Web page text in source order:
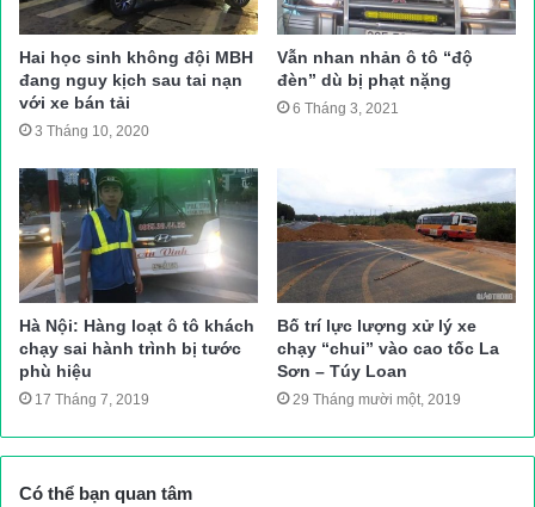
định thông thoáng trở lại.
Ngoài ra, tuyến QL1 qua tỉnh hoảng 9h sáng 31/10 phần bên
phải tuyến QL1 từ Km 1155 – Km 1156 và Km 1161 – Km 1164
đoạn qua địa bàn xã Mỹ Châu và TT Bình Dương (huyện Phù
Mỹ) ngập sâu trong nước đến gần nửa mét khiến giao thông
qua khu vực bị ách tắc. Lực lượng CSGT được tăng cường để
túc trực và phân luồng giao thông tại những điểm ngập này.
Ngay khi phát hiện ngập, Cục QLĐB III chỉ đạo các đơn vị quản
lý bảo trì tiến hành cẩu, nâng dải phân cách cứng để tiêu thoát
nước, đảm bảo giao thông thông suốt. Đến khoảng gần 11h
sáng cùng ngày, nước đã rút và giao thông êm thuận trở lại.
Hai học sinh không đội MBH
đang nguy kịch sau tai nạn
với xe bán tải
3 Tháng 10, 2020
Vẫn nhan nhản ô tô “độ
đèn” dù bị phạt nặng
6 Tháng 3, 2021
Hà Nội: Hàng loạt ô tô khách
chạy sai hành trình bị tước
phù hiệu
17 Tháng 7, 2019
Bố trí lực lượng xử lý xe
chạy “chui” vào cao tốc La
Sơn – Túy Loan
29 Tháng mười một, 2019
Có thể bạn quan tâm